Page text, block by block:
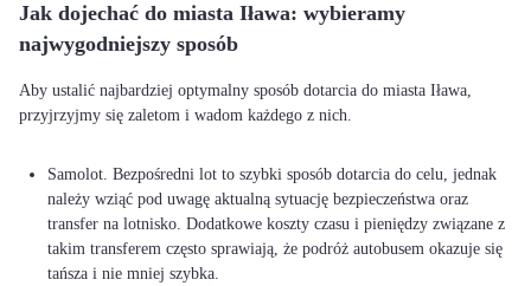
Jak dojechać do miasta Iława: wybieramy
najwygodniejszy sposób
Aby ustalić najbardziej optymalny sposób dotarcia do miasta Iława,
przyjrzyjmy się zaletom i wadom każdego z nich.
Samolot. Bezpośredni lot to szybki sposób dotarcia do celu, jednak
należy wziąć pod uwagę aktualną sytuację bezpieczeństwa oraz
transfer na lotnisko. Dodatkowe koszty czasu i pieniędzy związane z
takim transferem często sprawiają, że podróż autobusem okazuje się
tańsza i nie mniej szybka.